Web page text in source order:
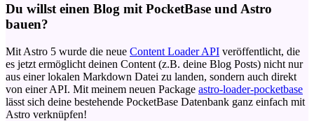
Du willst einen Blog mit PocketBase und Astro
bauen?
Mit Astro 5 wurde die neue Content Loader API veröffentlicht, die
es jetzt ermöglicht deinen Content (z.B. deine Blog Posts) nicht nur
aus einer lokalen Markdown Datei zu landen, sondern auch direkt
von einer API. Mit meinem neuen Package astro-loader-pocketbase
lässt sich deine bestehende PocketBase Datenbank ganz einfach mit
Astro verknüpfen!